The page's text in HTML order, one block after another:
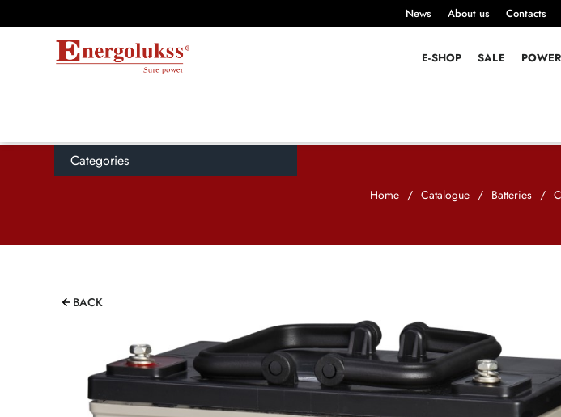
News About us Contacts
E-SHOP SALE
Categories
Home / Catalogue / Batteries /
BACK